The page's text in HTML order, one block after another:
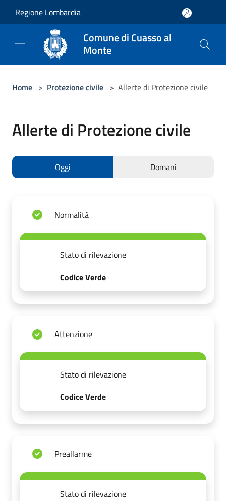
Regione Lombardia
Comune di Cuasso al
Monte
Home > Protezione civile > Allerte di Protezione civile
Allerte di Protezione civile
Oggi Domani
Normalità
Stato di rilevazione
Codice Verde
Attenzione
Stato di rilevazione
Codice Verde
Preallarme
Stato di rilevazione